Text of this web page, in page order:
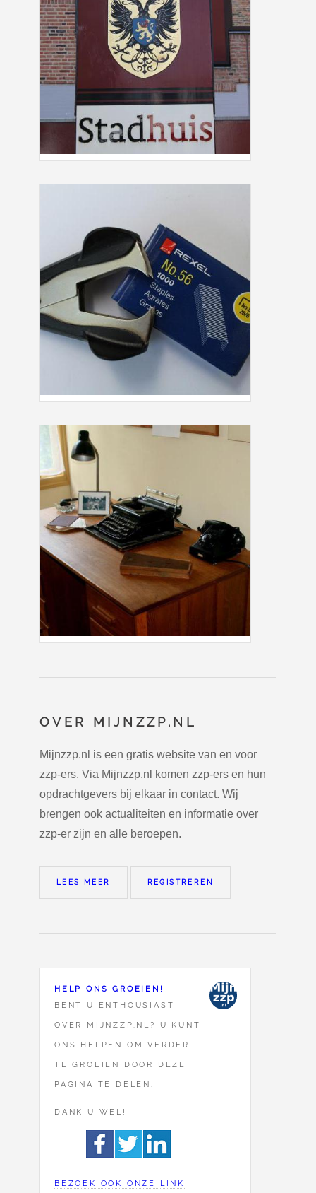
OVER MIJNZZP.NL
Mijnzzp.nl is een gratis website van en voor
zzp-ers. Via Mijnzzp.nl komen zzp-ers en hun
opdrachtgevers bij elkaar in contact. Wij
brengen ook actualiteiten en informatie over
zzp-er zijn en alle beroepen.
LEES MEER REGISTREREN
HELP ONS GROEIEN!
BENT U ENTHOUSIAST
OVER MIJNZZP.NL? U KUNT
ONS HELPEN OM VERDER
TE GROEIEN DOOR DEZE
PAGINA TE DELEN.
DANK U WEL!
BEZOEK OOK ONZE LINK